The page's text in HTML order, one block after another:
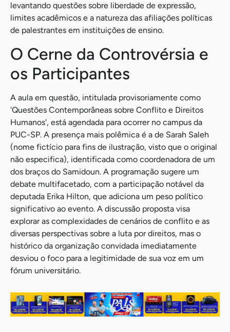
levantando questões sobre liberdade de expressão,
limites acadêmicos e a natureza das afiliações políticas
de palestrantes em instituições de ensino.
O Cerne da Controvérsia e
os Participantes
A aula em questão, intitulada provisoriamente como
'Questões Contemporâneas sobre Conflito e Direitos
Humanos', está agendada para ocorrer no campus da
PUC-SP. A presença mais polêmica é a de Sarah Saleh
(nome fictício para fins de ilustração, visto que o original
não especifica), identificada como coordenadora de um
dos braços do Samidoun. A programação sugere um
debate multifacetado, com a participação notável da
deputada Erika Hilton, que adiciona um peso político
significativo ao evento. A discussão proposta visa
explorar as complexidades de cenários de conflito e as
diversas perspectivas sobre a luta por direitos, mas o
histórico da organização convidada imediatamente
desviou o foco para a legitimidade de sua voz em um
fórum universitário.